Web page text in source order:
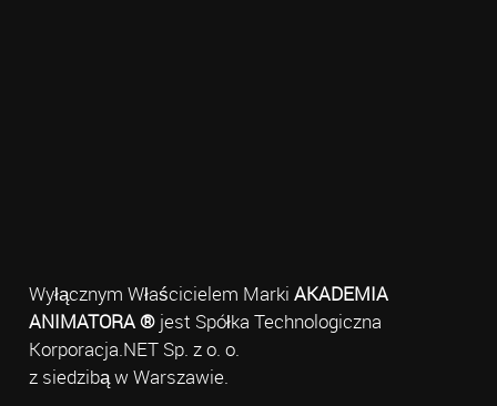
Wyłącznym Właścicielem Marki AKADEMIA
ANIMATORA ®jest Spółka Technologiczna
Korporacja.NET Sp. z o. o.
z siedzibą w Warszawie.